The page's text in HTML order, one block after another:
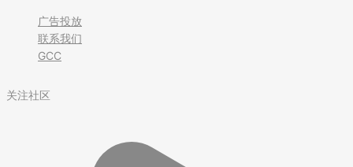
广告投放
联系我们
GCC
关注社区